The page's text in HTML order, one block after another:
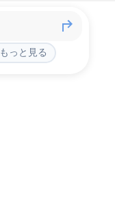
もっと見る